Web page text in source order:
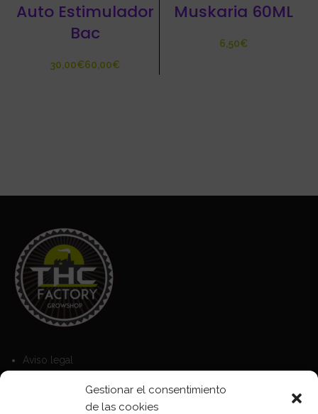
Gestionar el consentimiento
de las cookies
Auto Estimulador
Bac
€ €
Muskaria 60ML
€
Aviso legal
Política de privacidad